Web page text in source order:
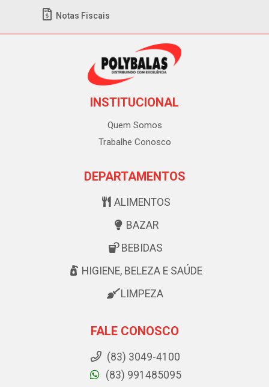
Notas Fiscais
INSTITUCIONAL
Quem Somos
Trabalhe Conosco
DEPARTAMENTOS
ALIMENTOS
BAZAR
BEBIDAS
HIGIENE, BELEZA E SAÚDE
LIMPEZA
FALE CONOSCO
(83) 3049-4100
(83) 991485095